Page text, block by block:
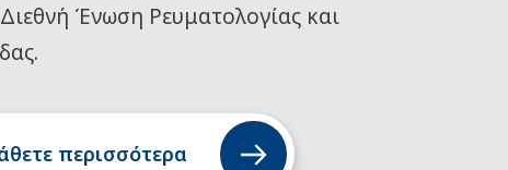
Ένωση Ρευματολογίας και
περισσότερα